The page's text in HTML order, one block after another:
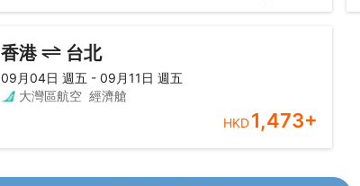
香港 台北
09月04日 週五 - 09月11日 週五
大灣區航空 經濟艙
HKD1,473+